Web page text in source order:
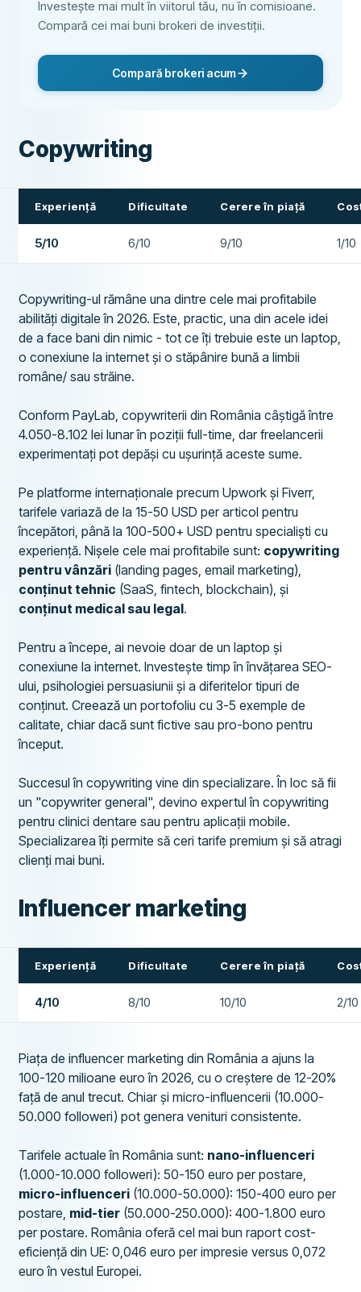
Investește mai mult în viitorul tău, nu în comisioane.
Compară cei mai buni brokeri de investiții.
Compară brokeri acum
Copywriting
Experiență Dificultate Cerere în piață
5/10 6/10 9/10 1/10
Copywriting-ul rămâne una dintre cele mai profitabile
abilități digitale în 2026. Este, practic, una din acele idei
de a face bani din nimic - tot ce îți trebuie este un laptop,
o conexiune la internet și o stăpânire bună a limbii
române/ sau străine.
Conform PayLab, copywriterii din România câștigă între
4.050-8.102 lei lunar în poziții full-time, dar freelancerii
experimentați pot depăși cu ușurință aceste sume.
Pe platforme internaționale precum Upwork și Fiverr,
tarifele variază de la 15-50 USD per articol pentru
începători, până la 100-500+ USD pentru specialiști cu
experiență. Nișele cele mai profitabile sunt: copywriting
pentru vânzări (landing pages, email marketing),
conținut tehnic (SaaS, fintech, blockchain), și
conținut medical sau legal.
Pentru a începe, ai nevoie doar de un laptop și
conexiune la internet. Investește timp în învățarea SEO-
ului, psihologiei persuasiunii și a diferitelor tipuri de
conținut. Creează un portofoliu cu 3-5 exemple de
calitate, chiar dacă sunt fictive sau pro-bono pentru
început.
Succesul în copywriting vine din specializare. În loc să fii
un "copywriter general", devino expertul în copywriting
pentru clinici dentare sau pentru aplicații mobile.
Specializarea îți permite să ceri tarife premium și să atragi
clienți mai buni.
Influencer marketing
Experiență Dificultate Cerere în piață
4/10 8/10 10/10 2/10
Piața de influencer marketing din România a ajuns la
100-120 milioane euro în 2026, cu o creștere de 12-20%
față de anul trecut. Chiar și micro-influencerii (10.000-
50.000 followeri) pot genera venituri consistente.
Tarifele actuale în România sunt: nano-influenceri
(1.000-10.000 followeri): 50-150 euro per postare,
micro-influenceri (10.000-50.000): 150-400 euro per
postare, mid-tier (50.000-250.000): 400-1.800 euro
per postare. România oferă cel mai bun raport cost-
eficiență din UE: 0,046 euro per impresie versus 0,072
euro în vestul Europei.